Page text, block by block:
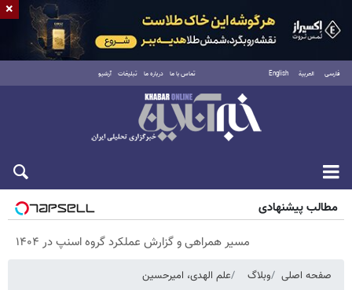
فارسی العربية English تماس با ما درباره ما تبلیغات آرشیو
پنجشنبه ۱۵ مرداد ۱۴۰۵
مطالب پیشنهادی
مسیر همراهی و گزارش عملکرد گروه اسنپ در ۱۴۰۴
صفحه اصلی وبلاگ علم الهدی، امیرحسین
×